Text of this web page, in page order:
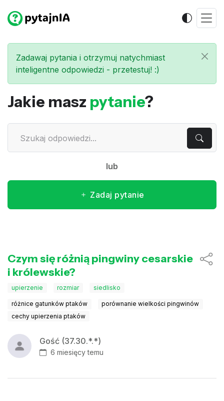
Zadawaj pytania i otrzymuj natychmiast
inteligentne odpowiedzi - przetestuj! :)
Jakie masz pytanie?
lub
Zadaj pytanie
Czym się różnią pingwiny cesarskie
i królewskie?
upierzenie rozmiar siedlisko
różnice gatunków ptaków
porównanie wielkości pingwinów
cechy upierzenia ptaków
Gość (37.30.*.*)
6 miesięcy temu